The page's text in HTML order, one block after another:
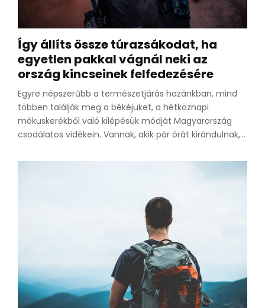
Így állíts össze túrazsákodat, ha
egyetlen pakkal vágnál neki az
ország kincseinek felfedezésére
Egyre népszerűbb a természetjárás hazánkban, mind
többen találják meg a békéjüket, a hétköznapi
mókuskerékből való kilépésük módját Magyarország
csodálatos vidékein. Vannak, akik pár órát kirándulnak,...